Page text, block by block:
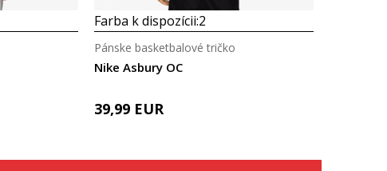
Farba k dispozícii:2
Nike Asbury OC
Pánske basketbalové tričko
39,99 EUR